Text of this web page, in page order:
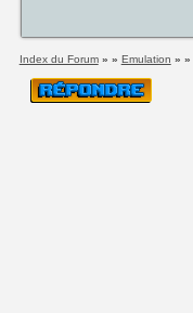
Index du Forum» » Emulation » »